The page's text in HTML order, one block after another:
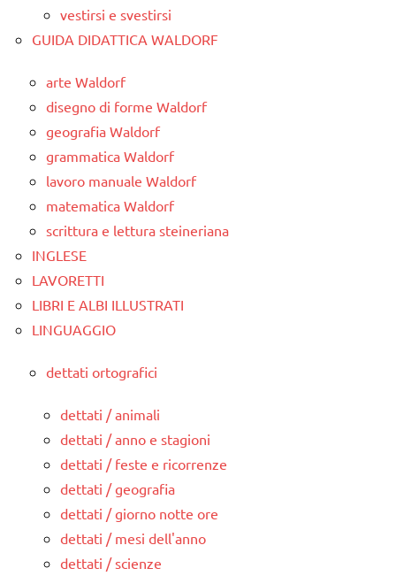
vestirsi e svestirsi
GUIDA DIDATTICA WALDORF
arte Waldorf
disegno di forme Waldorf
geografia Waldorf
grammatica Waldorf
lavoro manuale Waldorf
matematica Waldorf
scrittura e lettura steineriana
INGLESE
LAVORETTI
LIBRI E ALBI ILLUSTRATI
LINGUAGGIO
dettati ortografici
dettati / animali
dettati / anno e stagioni
dettati / feste e ricorrenze
dettati / geografia
dettati / giorno notte ore
dettati / mesi dell'anno
dettati / scienze